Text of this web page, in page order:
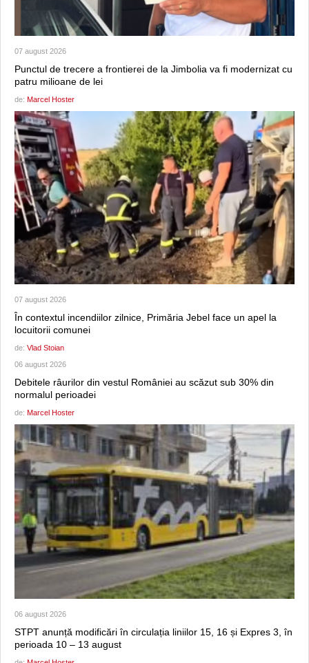
07 august 2026
Punctul de trecere a frontierei de la Jimbolia va fi modernizat cu
patru milioane de lei
de: Marcel Hoster
07 august 2026
În contextul incendiilor zilnice, Primăria Jebel face un apel la
locuitorii comunei
de: Vlad Stoian
06 august 2026
Debitele râurilor din vestul României au scăzut sub 30% din
normalul perioadei
de: Marcel Hoster
06 august 2026
STPT anunță modificări în circulația liniilor 15, 16 și Expres 3, în
perioada 10 – 13 august